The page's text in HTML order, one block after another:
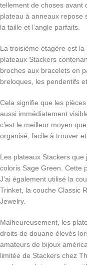
tellement de choses avant
plateau à anneaux repose
la taille et l’angle parfaits.
La troisième étagère est la
plateaux Stackers
broches aux bracelets en
breloques, les pendentifs
Cela signifie que les
aussi immédiatement
c’est le meilleur moyen
organisé, facile à trouver
Les plateaux Stackers que
coloris Sage Green. Cette
J’ai également utilisé la
Trinket, la couche Classic
Jewelry.
Malheureusement, les
droits de douane élevés
amateurs de bijoux
limitée de Stackers chez